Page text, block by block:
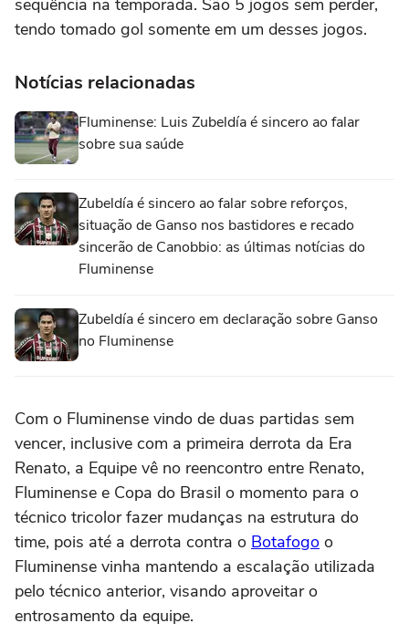
sequência na temporada. São 5 jogos sem perder,
tendo tomado gol somente em um desses jogos.
Notícias relacionadas
Fluminense: Luis Zubeldía é sincero ao falar
sobre sua saúde
Zubeldía é sincero ao falar sobre reforços,
situação de Ganso nos bastidores e recado
sincerão de Canobbio: as últimas notícias do
Fluminense
Zubeldía é sincero em declaração sobre Ganso
no Fluminense
Com o Fluminense vindo de duas partidas sem
vencer, inclusive com a primeira derrota da Era
Renato, a Equipe vê no reencontro entre Renato,
Fluminense e Copa do Brasil o momento para o
técnico tricolor fazer mudanças na estrutura do
time, pois até a derrota contra o Botafogo o
Fluminense vinha mantendo a escalação utilizada
pelo técnico anterior, visando aproveitar o
entrosamento da equipe.